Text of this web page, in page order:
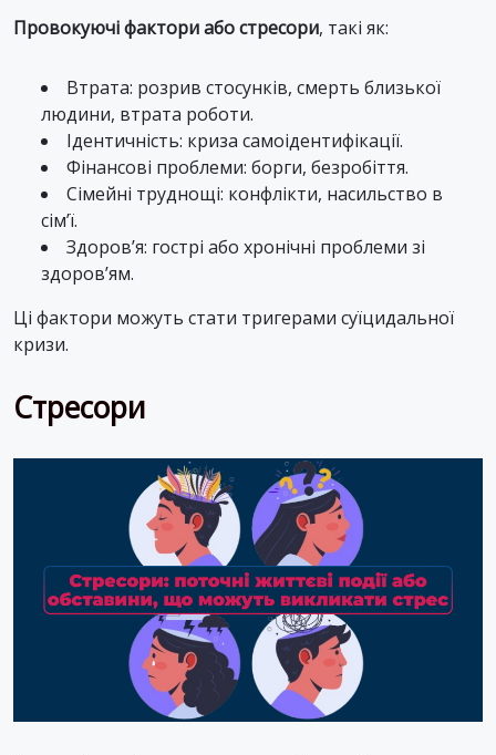
Провокуючі фактори або стресори, такі як:
Втрата: розрив стосунків, смерть близької
людини, втрата роботи.
Ідентичність: криза самоідентифікації.
Фінансові проблеми: борги, безробіття.
Сімейні труднощі: конфлікти, насильство в
сім’ї.
Здоров’я: гострі або хронічні проблеми зі
здоров’ям.
Ці фактори можуть стати тригерами суїцидальної
кризи.
Стресори